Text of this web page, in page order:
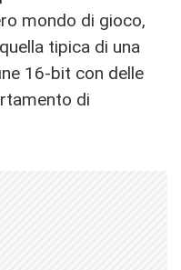
mondo di gioco,
tipica di una
16-bit con delle
di